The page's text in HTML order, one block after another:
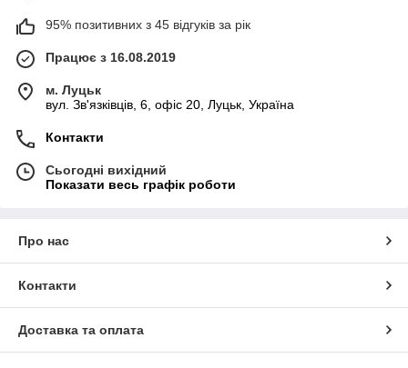
95% позитивних з 45 відгуків за рік
Працює з 16.08.2019
м. Луцьк
вул. Зв'язківців, 6, офіс 20, Луцьк, Україна
Контакти
Сьогодні вихідний
Показати весь графік роботи
Про нас
Контакти
Доставка та оплата